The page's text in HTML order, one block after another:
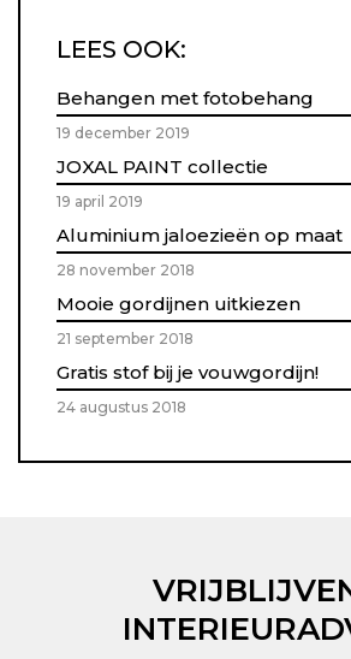
LEES OOK:
Behangen met fotobehang
19 december 2019
JOXAL PAINT collectie
19 april 2019
Aluminium jaloezieën op maat
28 november 2018
Mooie gordijnen uitkiezen
21 september 2018
Gratis stof bij je vouwgordijn!
24 augustus 2018